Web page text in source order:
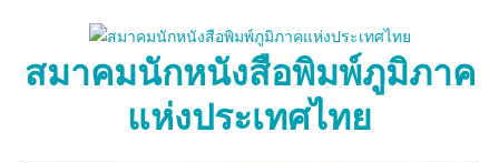
contentสมาคมนักหนังสือพิมพ์ภูมิภาค
แห่งประเทศไทย